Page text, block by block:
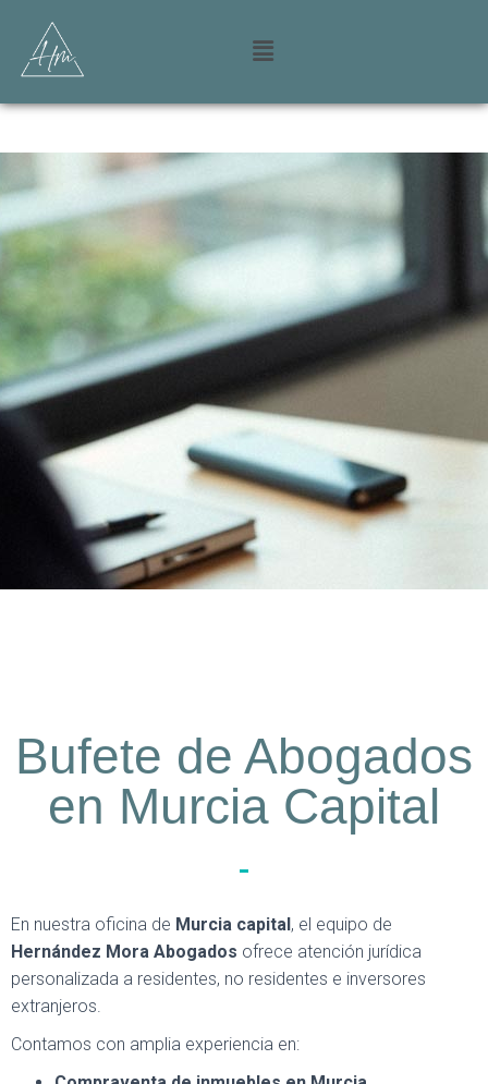
Bufete de Abogados
en Murcia Capital
En nuestra oficina de Murcia capital, el equipo de
Hernández Mora Abogados ofrece atención jurídica
personalizada a residentes, no residentes e inversores
extranjeros.
Contamos con amplia experiencia en: